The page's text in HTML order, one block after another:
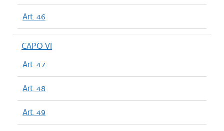
Art. 46
CAPO VI
Art. 47
Art. 48
Art. 49